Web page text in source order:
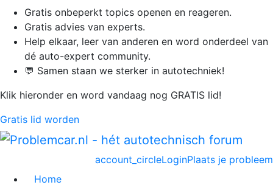
Gratis onbeperkt topics openen en reageren.
Gratis advies van experts.
Help elkaar, leer van anderen en word onderdeel van
dé auto-expert community.
💬 Samen staan we sterker in autotechniek!
Klik hieronder en word vandaag nog GRATIS lid!
Gratis lid worden
Plaats je probleem
account_circleLogin
Home